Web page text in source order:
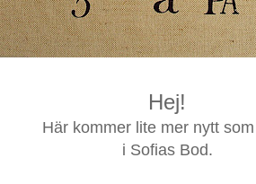
Hej!
Här kommer lite mer nytt
i Sofias Bod.